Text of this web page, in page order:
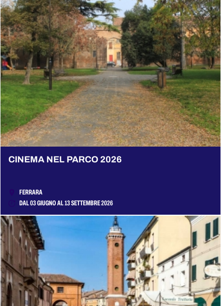
CINEMA NEL PARCO 2026
FERRARA
DAL 03 GIUGNO AL 13 SETTEMBRE 2026